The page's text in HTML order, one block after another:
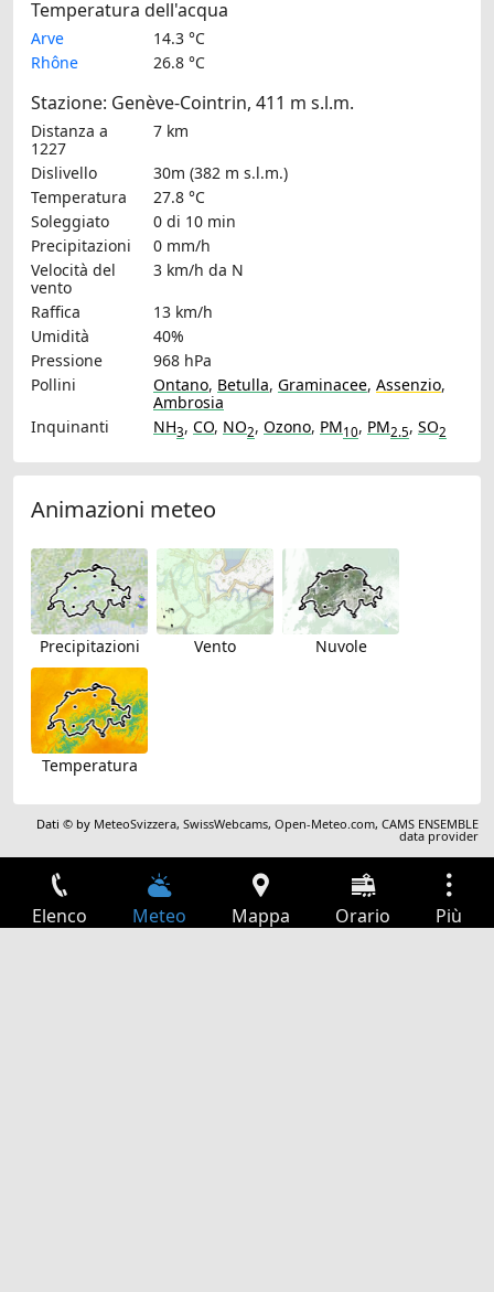
Temperatura dell'acqua
Arve
14.3 °C
Rhône
26.8 °C
Stazione: Genève-Cointrin, 411 m s.l.m.
Distanza a
1227
7 km
Dislivello
30m (382 m s.l.m.)
Temperatura
27.8 °C
Soleggiato
0 di 10 min
Precipitazioni
0 mm/h
Velocità del
vento
3 km/h da N
Raffica
13 km/h
Umidità
40%
Pressione
968 hPa
Pollini
Ontano, Betulla, Graminacee, Assenzio,
Ambrosia
Inquinanti
NH3, CO, NO2, Ozono, PM10, PM2.5, SO2
Animazioni meteo
Precipitazioni Vento Nuvole
Temperatura
Dati © by MeteoSvizzera,SwissWebcams,Open-Meteo.com,CAMS ENSEMBLE
data provider
Elenco Meteo Mappa Orario Più